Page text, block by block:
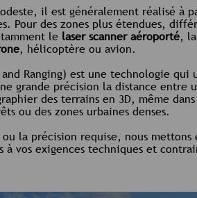
il est généralement réalisé à
Pour des zones plus étendues,
le laser scanner aéroporté, la
, hélicoptère ou avion.
Ranging) est une technologie qui
grande précision la distance entre
des terrains en 3D, même
ou des zones urbaines denses.
la précision requise, nous
à vos exigences techniques et